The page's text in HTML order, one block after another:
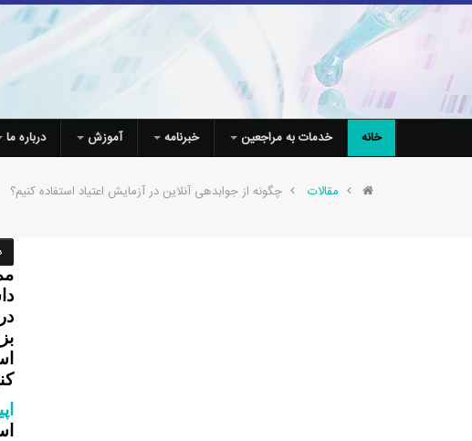
درباره ما آموزش خبرنامه خدمات به مراجعین خانه
مقالات چگونه از جوابدهی آنلاین در آزمایش اعتیاد استفاده کنیم؟